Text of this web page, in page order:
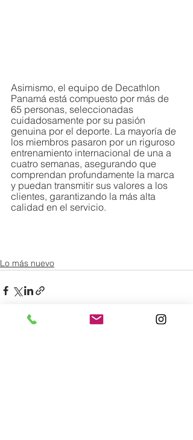
Asimismo, el equipo de Decathlon
Panamá está compuesto por más de
65 personas, seleccionadas
cuidadosamente por su pasión
genuina por el deporte. La mayoría de
los miembros pasaron por un riguroso
entrenamiento internacional de una a
cuatro semanas, asegurando que
comprendan profundamente la marca
y puedan transmitir sus valores a los
clientes, garantizando la más alta
calidad en el servicio.
Lo más nuevo